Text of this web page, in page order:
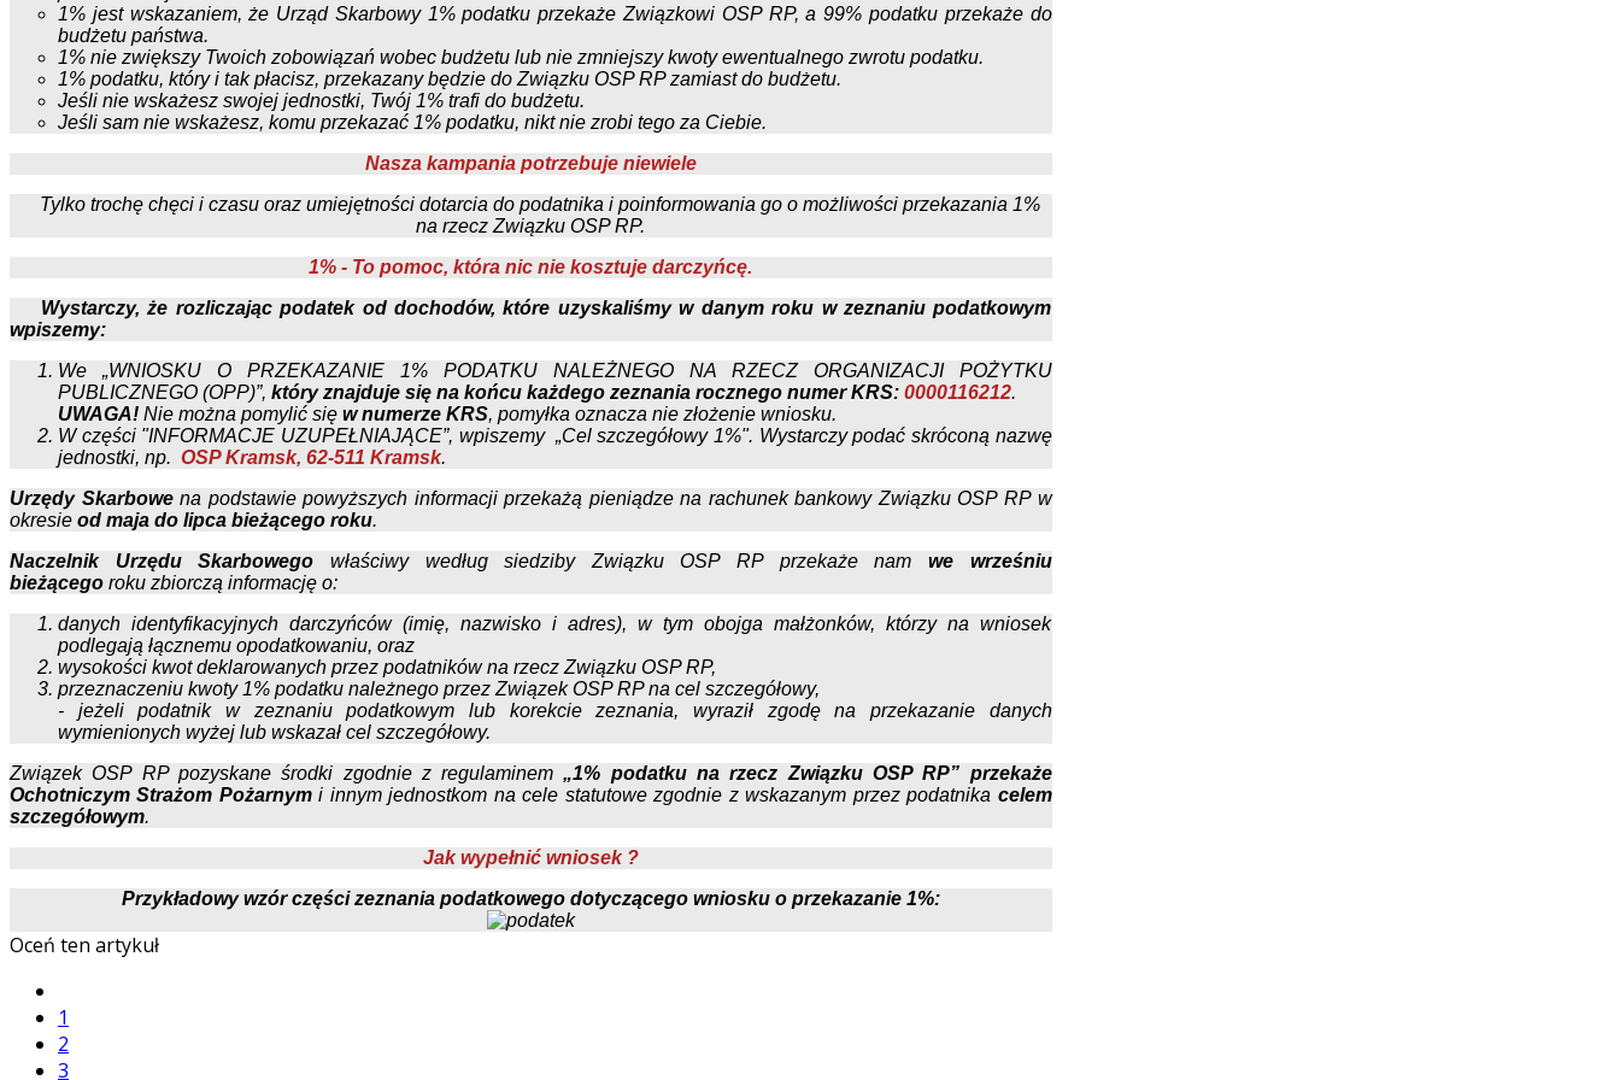
1% jest wskazaniem, że Urząd Skarbowy 1% podatku przekaże Związkowi OSP RP, a 99% podatku przekaże do
budżetu państwa.
1% nie zwiększy Twoich zobowiązań wobec budżetu lub nie zmniejszy kwoty ewentualnego zwrotu podatku.
1% podatku, który i tak płacisz, przekazany będzie do Związku OSP RP zamiast do budżetu.
Jeśli nie wskażesz swojej jednostki, Twój 1% trafi do budżetu.
Jeśli sam nie wskażesz, komu przekazać 1% podatku, nikt nie zrobi tego za Ciebie.
Nasza kampania potrzebuje niewiele
Tylko trochę chęci i czasu oraz umiejętności dotarcia do podatnika i poinformowania go o możliwości przekazania 1%
na rzecz Związku OSP RP.
1% - To pomoc, która nic nie kosztuje darczyńcę.
Wystarczy, że rozliczając podatek od dochodów, które uzyskaliśmy w danym roku w zeznaniu podatkowym
wpiszemy:
We „WNIOSKU O PRZEKAZANIE 1% PODATKU NALEŻNEGO NA RZECZ ORGANIZACJI POŻYTKU
PUBLICZNEGO (OPP)”, który znajduje się na końcu każdego zeznania rocznego numer KRS: 0000116212.
UWAGA! Nie można pomylić się w numerze KRS, pomyłka oznacza nie złożenie wniosku.
W części "INFORMACJE UZUPEŁNIAJĄCE”, wpiszemy „Cel szczegółowy 1%". Wystarczy podać skróconą nazwę
jednostki, np. OSP Kramsk, 62-511 Kramsk.
Urzędy Skarbowena podstawie powyższych informacji przekażą pieniądze na rachunek bankowy Związku OSP RP w
okresie od maja do lipca bieżącego roku.
Naczelnik Urzędu Skarbowego właściwy według siedziby Związku OSP RP przekaże nam we wrześniu
bieżącego roku zbiorczą informację o:
danych identyfikacyjnych darczyńców (imię, nazwisko i adres), w tym obojga małżonków, którzy na wniosek
podlegają łącznemu opodatkowaniu, oraz
wysokości kwot deklarowanych przez podatników na rzecz Związku OSP RP,
przeznaczeniu kwoty 1% podatku należnego przez Związek OSP RP na cel szczegółowy,
- jeżeli podatnik w zeznaniu podatkowym lub korekcie zeznania, wyraził zgodę na przekazanie danych
wymienionych wyżej lub wskazał cel szczegółowy.
Związek OSP RP pozyskane środki zgodnie z regulaminem„1% podatku na rzecz Związku OSP RP” przekaże
Ochotniczym Strażom Pożarnymi innym jednostkom na cele statutowe zgodnie z wskazanym przez podatnika celem
szczegółowym.
Jak wypełnić wniosek ?
Przykładowy wzór części zeznania podatkowego dotyczącego wniosku o przekazanie 1%:
Oceń ten artykuł
1
2
3